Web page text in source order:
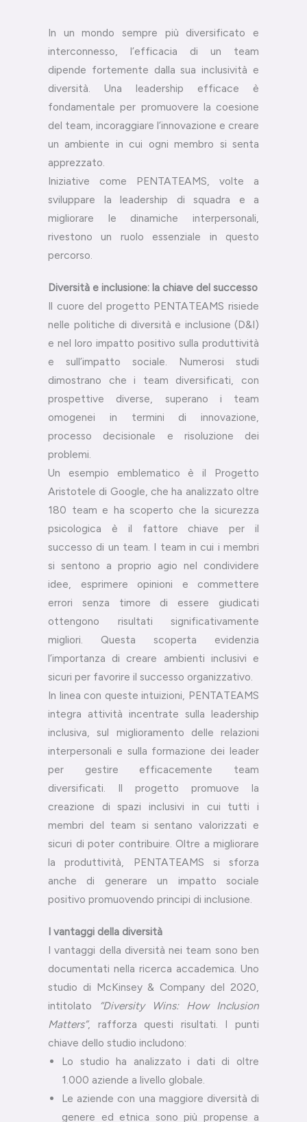
In un mondo sempre più diversificato e
interconnesso, l’efficacia di un team
dipende fortemente dalla sua inclusività e
diversità. Una leadership efficace è
fondamentale per promuovere la coesione
del team, incoraggiare l’innovazione e creare
un ambiente in cui ogni membro si senta
apprezzato.
Iniziative come PENTATEAMS, volte a
sviluppare la leadership di squadra e a
migliorare le dinamiche interpersonali,
rivestono un ruolo essenziale in questo
percorso.
Diversità e inclusione: la chiave del successo
Il cuore del progetto PENTATEAMS risiede
nelle politiche di diversità e inclusione (D&I)
e nel loro impatto positivo sulla produttività
e sull’impatto sociale. Numerosi studi
dimostrano che i team diversificati, con
prospettive diverse, superano i team
omogenei in termini di innovazione,
processo decisionale e risoluzione dei
problemi.
Un esempio emblematico è il Progetto
Aristotele di Google, che ha analizzato oltre
180 team e ha scoperto che la sicurezza
psicologica è il fattore chiave per il
successo di un team. I team in cui i membri
si sentono a proprio agio nel condividere
idee, esprimere opinioni e commettere
errori senza timore di essere giudicati
ottengono risultati significativamente
migliori. Questa scoperta evidenzia
l’importanza di creare ambienti inclusivi e
sicuri per favorire il successo organizzativo.
In linea con queste intuizioni, PENTATEAMS
integra attività incentrate sulla leadership
inclusiva, sul miglioramento delle relazioni
interpersonali e sulla formazione dei leader
per gestire efficacemente team
diversificati. Il progetto promuove la
creazione di spazi inclusivi in cui tutti i
membri del team si sentano valorizzati e
sicuri di poter contribuire. Oltre a migliorare
la produttività, PENTATEAMS si sforza
anche di generare un impatto sociale
positivo promuovendo principi di inclusione.
I vantaggi della diversità
I vantaggi della diversità nei team sono ben
documentati nella ricerca accademica. Uno
studio di McKinsey & Company del 2020,
intitolato
“Diversity Wins: How Inclusion
Matters”, rafforza questi risultati. I punti
chiave dello studio includono:
Lo studio ha analizzato i dati di oltre
1.000 aziende a livello globale.
Le aziende con una maggiore diversità di
genere ed etnica sono più propense a